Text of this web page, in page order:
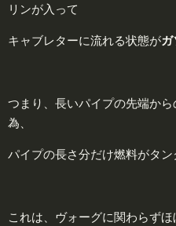
リンが入って
キャブレターに流れる状態がガ
つまり、長いパイプの先端か
為、
パイプの長さ分だけ燃料がタン
これは、ヴォーグに関わらず